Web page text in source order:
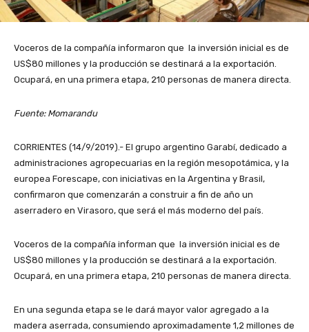
Voceros de la compañía informaron que la inversión inicial es de
US$80 millones y la producción se destinará a la exportación.
Ocupará, en una primera etapa, 210 personas de manera directa.
Fuente: Momarandu
CORRIENTES (14/9/2019).- El grupo argentino Garabí, dedicado a
administraciones agropecuarias en la región mesopotámica, y la
europea Forescape, con iniciativas en la Argentina y Brasil,
confirmaron que comenzarán a construir a fin de año un
aserradero en Virasoro, que será el más moderno del país.
Voceros de la compañía informan que la inversión inicial es de
US$80 millones y la producción se destinará a la exportación.
Ocupará, en una primera etapa, 210 personas de manera directa.
En una segunda etapa se le dará mayor valor agregado a la
madera aserrada, consumiendo aproximadamente 1,2 millones de